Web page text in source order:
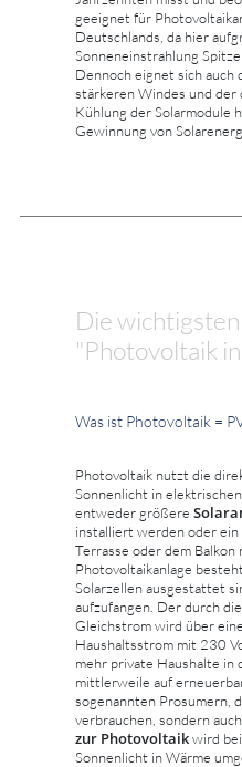
geeignet für
Deutschlands, da hier
Sonneneinstrahlung
Dennoch eignet sich auch
stärkeren Windes und
Kühlung der Solarmodule
Gewinnung von
Die
"Photovoltaik
Was ist Photovoltaik =
Photovoltaik nutzt die
Sonnenlicht in
entweder größere
installiert werden oder ein
Terrasse oder dem
Photovoltaikanlage
Solarzellen ausgestattet
aufzufangen. Der durch
Gleichstrom wird über
Haushaltsstrom mit 230
mehr private Haushalte in
mittlerweile auf
sogenannten Prosumern,
verbrauchen, sondern
zur Photovoltaikwird
Sonnenlicht in Wärme